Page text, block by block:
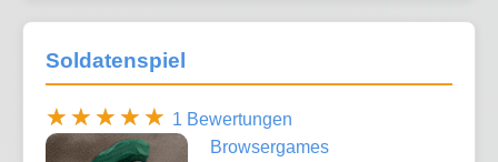
Soldatenspiel
1 Bewertungen
Browsergames